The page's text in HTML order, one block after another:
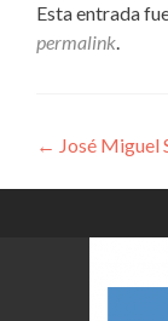
Esta entrada
permalink.
de
← José Miguel